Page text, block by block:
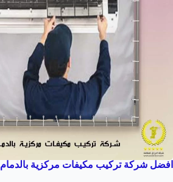
افضل شركة تركيب مكيفات مركزية بالدمام